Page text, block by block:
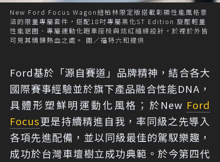
New Ford Focus Wagon紐柏林限定版搭載彰顯性能風格意
涵的限量專屬套件，搭配18吋專屬黑化ST Edition 旋壓輕量
性能鋁圈、專屬運動化跑車座椅與炫紅縫線設計，於裡於外皆
可見其精鍊熱血之處。 圖／福特六和提供
Ford基於「源自賽道」品牌精神，結合各大
國際賽事經驗並於旗下產品融合性能DNA，
具體形塑鮮明運動化風格；於New Ford
Focus更是持續精進自我，率同級之先導入
各項先進配備，並以同級最佳的駕馭樂趣，
成功於台灣車壇樹立成功典範。於今第四代